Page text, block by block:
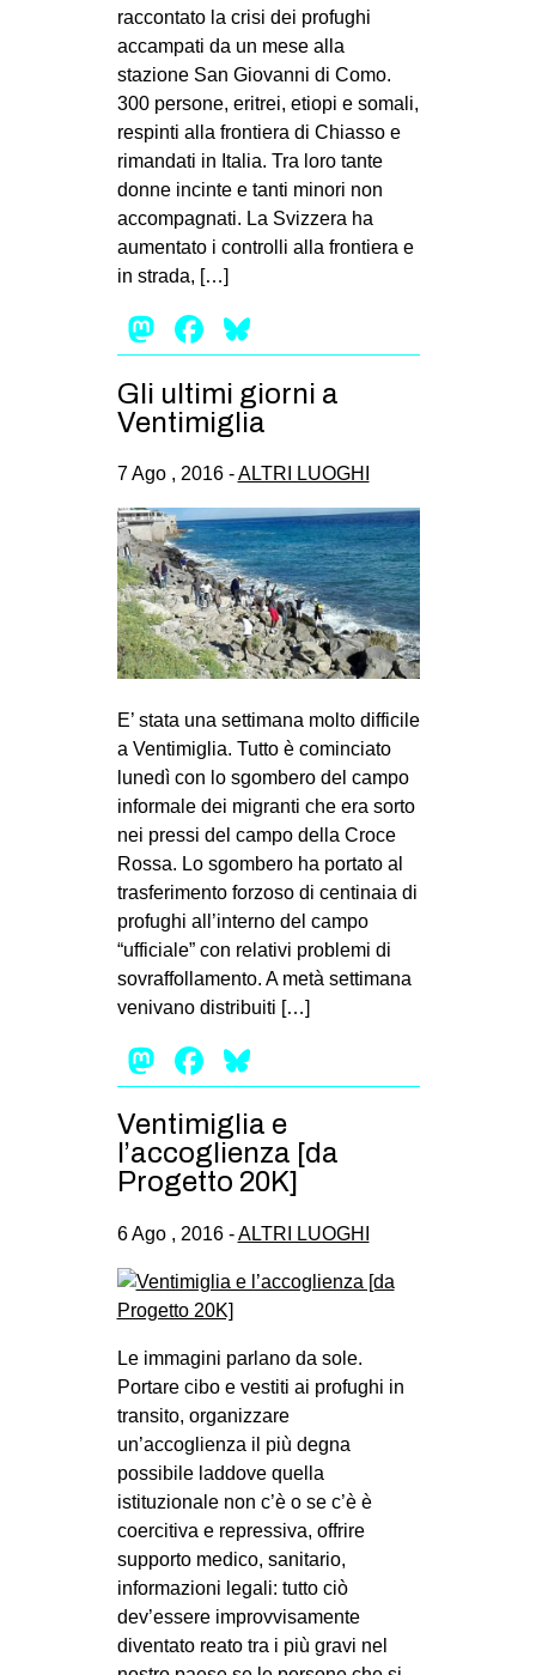
raccontato la crisi dei profughi
accampati da un mese alla
stazione San Giovanni di Como.
300 persone, eritrei, etiopi e somali,
respinti alla frontiera di Chiasso e
rimandati in Italia. Tra loro tante
donne incinte e tanti minori non
accompagnati. La Svizzera ha
aumentato i controlli alla frontiera e
in strada, […]
Mastodon
Facebook
Gli ultimi giorni a
Ventimiglia
7 Ago , 2016 -ALTRI LUOGHI
E’ stata una settimana molto difficile
a Ventimiglia. Tutto è cominciato
lunedì con lo sgombero del campo
informale dei migranti che era sorto
nei pressi del campo della Croce
Rossa. Lo sgombero ha portato al
trasferimento forzoso di centinaia di
profughi all’interno del campo
“ufficiale” con relativi problemi di
sovraffollamento. A metà settimana
venivano distribuiti […]
Mastodon
Facebook
Ventimiglia e
l’accoglienza [da
Progetto 20K]
6 Ago , 2016 -ALTRI LUOGHI
Le immagini parlano da sole.
Portare cibo e vestiti ai profughi in
transito, organizzare
un’accoglienza il più degna
possibile laddove quella
istituzionale non c’è o se c’è è
coercitiva e repressiva, offrire
supporto medico, sanitario,
informazioni legali: tutto ciò
dev’essere improvvisamente
diventato reato tra i più gravi nel